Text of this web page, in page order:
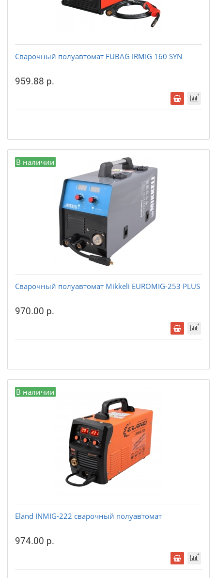
Сварочный полуавтомат FUBAG IRMIG 160 SYN
959.88 р.
В наличии
Сварочный полуавтомат Mikkeli EUROMIG-253 PLUS
970.00 р.
В наличии
Eland INMIG-222 cварочный полуавтомат
974.00 р.